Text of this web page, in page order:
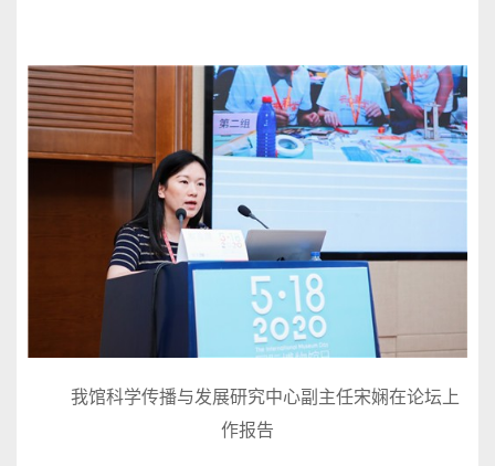
我馆科学传播与发展研究中心副主任宋娴在论坛上
作报告